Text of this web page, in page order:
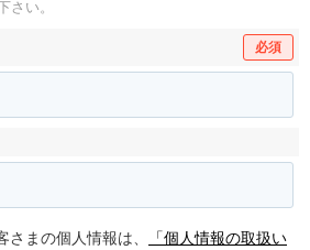
さい。
必須
まの個人情報は、
「個人情報の取扱い